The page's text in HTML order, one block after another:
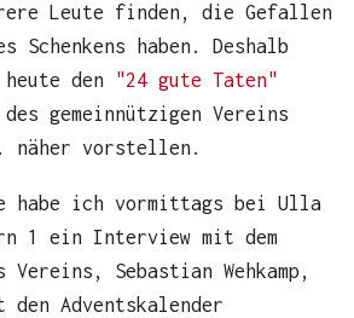
Leute finden, die Gefallen
Schenkens haben. Deshalb
den
"24 gute Taten"
des gemeinnützigen Vereins
näher vorstellen.
habe ich vormittags bei Ulla
1 ein Interview mit dem
Vereins, Sebastian Wehkamp,
Adventskalender